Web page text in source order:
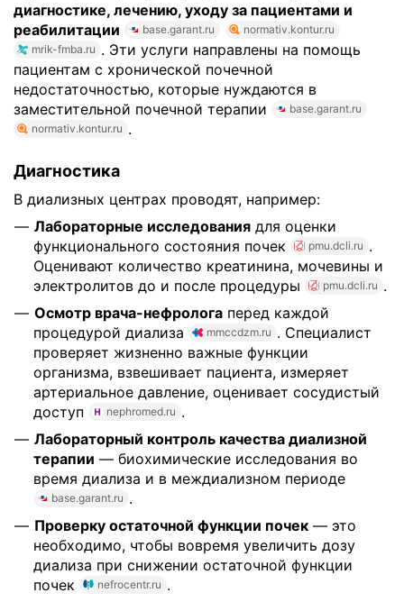
диагностике, лечению, уходу за пациентами и
реабилитации
base.garant.ru
normativ.kontur.ru
mrik-fmba.ru . Эти услуги направлены на помощь
пациентам с хронической почечной
недостаточностью, которые нуждаются в
заместительной почечной терапии
base.garant.ru
normativ.kontur.ru .
Диагностика
В диализных центрах проводят, например:
Лабораторные исследования для оценки
функционального состояния почек
pmu.dcli.ru .
Оценивают количество креатинина, мочевины и
электролитов до и после процедуры
pmu.dcli.ru .
Осмотр врача-нефролога перед каждой
процедурой диализа
mmccdzm.ru . Специалист
проверяет жизненно важные функции
организма, взвешивает пациента, измеряет
артериальное давление, оценивает сосудистый
доступ
nephromed.ru .
Лабораторный контроль качества диализной
терапии — биохимические исследования во
время диализа и в междиализном периоде
base.garant.ru .
Проверку остаточной функции почек — это
необходимо, чтобы вовремя увеличить дозу
диализа при снижении остаточной функции
почек
nefrocentr.ru .